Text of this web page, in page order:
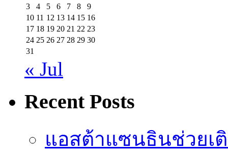
3
4 5 6 7 8
9
10 11 12 13 14 15 16
17 18 19 20 21 22 23
24 25 26 27 28 29 30
31
« Jul
Recent Posts
แอสต้าแซนธินช่วยเ